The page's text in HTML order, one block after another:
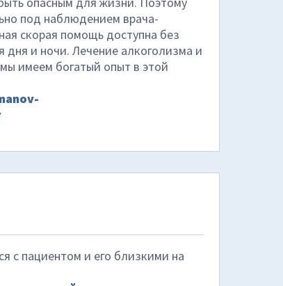
под наблюдением врача-
скорая помощь доступна без
и ночи. Лечение алкоголизма и
имеем богатый опыт в этой
с пациентом и его близкими на